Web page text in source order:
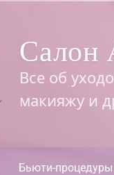
Салон
Все об
макияжу и
Бьюти-процедуры